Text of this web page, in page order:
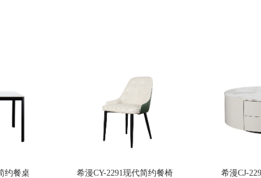
约餐桌 希漫CY-2291现代简约餐椅 希漫CJ-